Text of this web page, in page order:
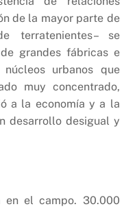
de la mayor parte de
terratenientes– se
grandes fábricas e
urbanos que
muy concentrado,
a la economía y a la
desarrollo desigual y
el campo. 30.000